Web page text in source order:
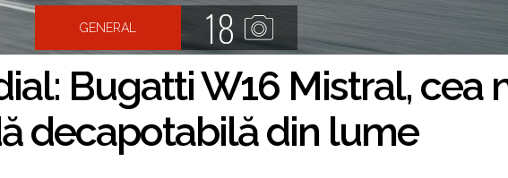
GENERAL 18
Bugatti W16 Mistral, cea
decapotabilă din lume